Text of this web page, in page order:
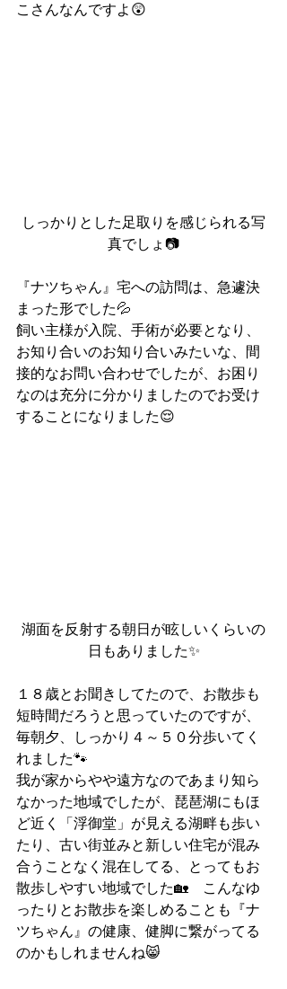
こさんなんですよ😲
しっかりとした足取りを感じられる写
真でしょ📷
『ナツちゃん』宅への訪問は、急遽決
まった形でした💦
飼い主様が入院、手術が必要となり、
お知り合いのお知り合いみたいな、間
接的なお問い合わせでしたが、お困り
なのは充分に分かりましたのでお受け
することになりました😌
湖面を反射する朝日が眩しいくらいの
日もありました✨
１８歳とお聞きしてたので、お散歩も
短時間だろうと思っていたのですが、
毎朝夕、しっかり４～５０分歩いてく
れました🐾
我が家からやや遠方なのであまり知ら
なかった地域でしたが、琵琶湖にもほ
ど近く「浮御堂」が見える湖畔も歩い
たり、古い街並みと新しい住宅が混み
合うことなく混在してる、とってもお
散歩しやすい地域でした🏡　こんなゆ
ったりとお散歩を楽しめることも『ナ
ツちゃん』の健康、健脚に繋がってる
のかもしれませんね😸